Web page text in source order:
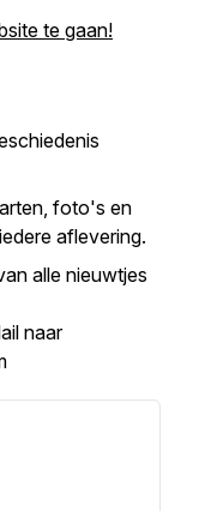
te gaan!
foto's en
aflevering.
alle nieuwtjes
naar